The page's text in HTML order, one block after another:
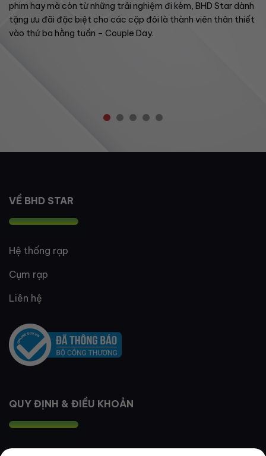
phim hay mà còn từ những trải nghiệm đi kèm, BHD Star dành
tặng ưu đãi đặc biệt cho các cặp đôi là thành viên thân thiết
vào thứ ba hằng tuần – Couple Day.
VỀ BHD STAR
Hệ thống rạp
Cụm rạp
Liên hệ
QUY ĐỊNH & ĐIỀU KHOẢN
Quy định thành viên